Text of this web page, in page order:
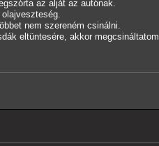
az alját az autónak.
nem szereném csinálni.
eltüntesére, akkor megcsináltatom.